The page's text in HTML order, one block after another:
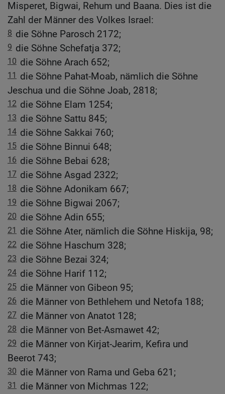
Misperet, Bigwai, Rehum und Baana. Dies ist die
Zahl der Männer des Volkes Israel:
8 die Söhne Parosch 2172;
9 die Söhne Schefatja 372;
10 die Söhne Arach 652;
11
die Söhne Pahat-Moab, nämlich die Söhne
Jeschua und die Söhne Joab, 2818;
12 die Söhne Elam 1254;
13 die Söhne Sattu 845;
14 die Söhne Sakkai 760;
15 die Söhne Binnui 648;
16 die Söhne Bebai 628;
17 die Söhne Asgad 2322;
18 die Söhne Adonikam 667;
19 die Söhne Bigwai 2067;
20 die Söhne Adin 655;
21 die Söhne Ater, nämlich die Söhne Hiskija, 98;
22 die Söhne Haschum 328;
23 die Söhne Bezai 324;
24 die Söhne Harif 112;
25 die Männer von Gibeon 95;
26 die Männer von Bethlehem und Netofa 188;
27 die Männer von Anatot 128;
28 die Männer von Bet-Asmawet 42;
29 die Männer von Kirjat-Jearim, Kefira und
Beerot 743;
30 die Männer von Rama und Geba 621;
31 die Männer von Michmas 122;